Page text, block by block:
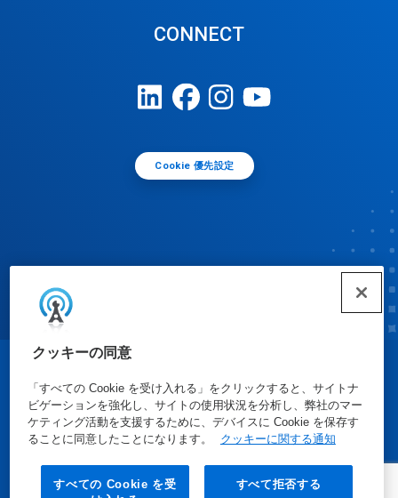
クッキーの同意
「すべての Cookie を受け入れる」をクリックすると、サイトナ
ビゲーションを強化し、サイトの使用状況を分析し、弊社のマー
ケティング活動を支援するために、デバイスに Cookie を保存す
ることに同意したことになります。
クッキーに関する通知
すべての Cookie を受
すべて拒否する
CONNECT
Cookie 優先設定
© Ecolab Inc. 2025
安全データシート|プライバシーポリシー|利用規約